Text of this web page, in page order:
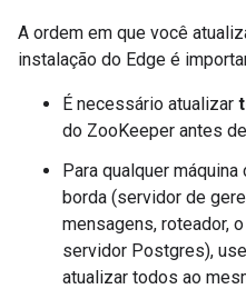
A ordem em que você
instalação do Edge é
É necessário atualizar
do ZooKeeper antes
Para qualquer
borda (servidor de
mensagens, roteador,
servidor Postgres),
atualizar todos ao